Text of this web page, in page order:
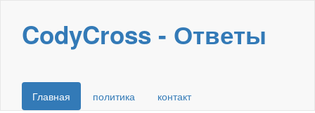
CodyCross - Ответы
Главная политика контакт